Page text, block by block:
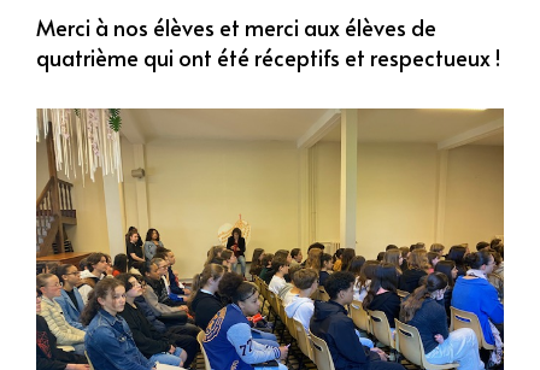
Merci à nos élèves et merci aux élèves de
quatrième qui ont été réceptifs et respectueux !